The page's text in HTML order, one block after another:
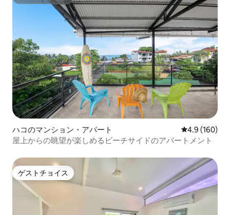
ハコのマンション・アパート レビュー160
4.9 (160)
屋上からの眺望が楽しめるビーチサイドのアパートメント
ゲストチョイス
ゲストチョイス